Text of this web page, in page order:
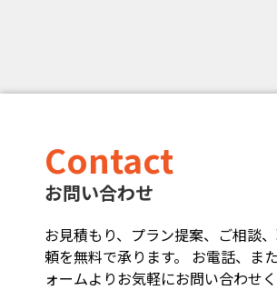
Contact
お問い合わせ
お見積もり、プラン提案、ご相談
頼を無料で承ります。 お電話、ま
ォームよりお気軽にお問い合わせく